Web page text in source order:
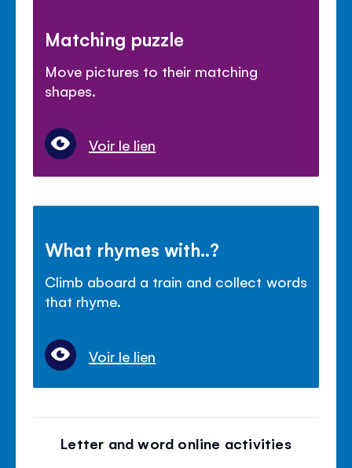
Matching puzzle
Move pictures to their matching
shapes.
Voir le lien
What rhymes with..?
Climb aboard a train and collect words
that rhyme.
Voir le lien
Letter and word online activities